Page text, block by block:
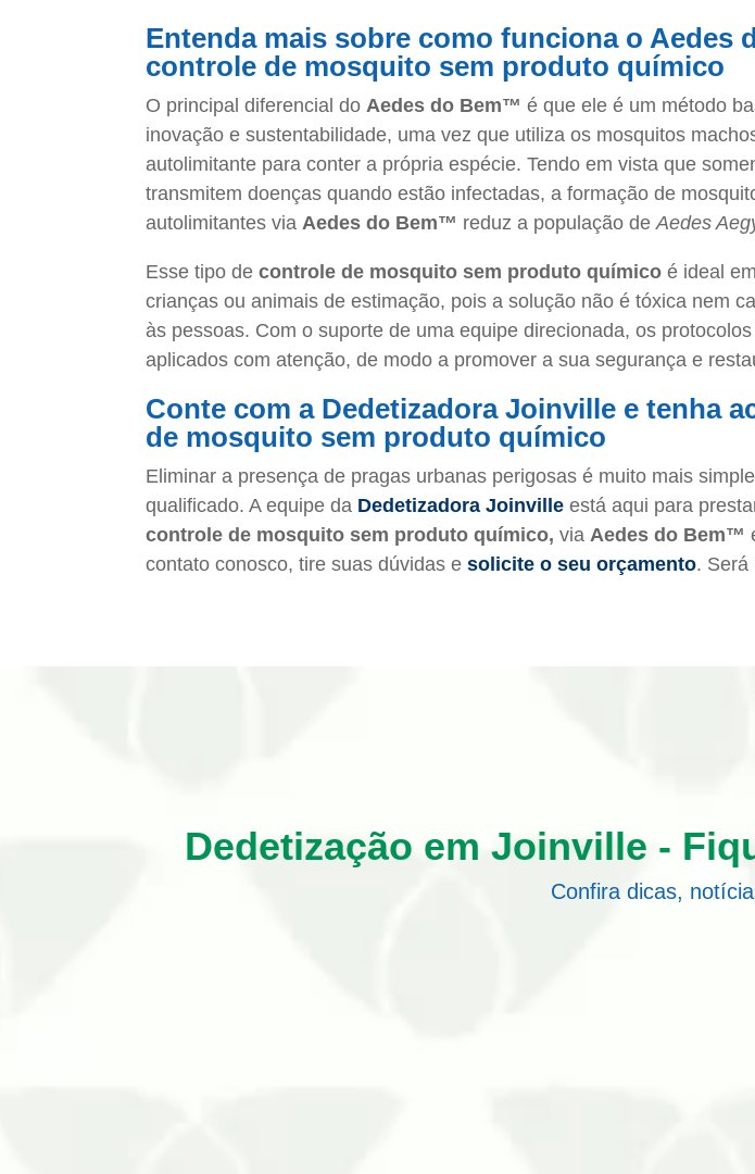
Entenda mais sobre como funciona o Aedes
controle de mosquito sem produto químico
O principal diferencial do Aedes do Bem™ é que ele é um método
inovação e sustentabilidade, uma vez que utiliza os mosquitos
autolimitante para conter a própria espécie. Tendo em vista que
transmitem doenças quando estão infectadas, a formação de
autolimitantes via Aedes do Bem™ reduz a população deAedes
Esse tipo decontrole de mosquito sem produto químico é ideal
crianças ou animais de estimação, pois a solução não é tóxica nem
às pessoas. Com o suporte de uma equipe direcionada, os
aplicados com atenção, de modo a promover a sua segurança e
Conte com a Dedetizadora Joinville e tenha
de mosquito sem produto químico
Eliminar a presença de pragas urbanas perigosas é muito mais
qualificado. A equipe da Dedetizadora Joinville está aqui para
controle de mosquito sem produto químico, via Aedes do Bem™
contato conosco, tire suas dúvidas esolicite o seu orçamento. Será
Dedetização em Joinville -
Confira dicas,